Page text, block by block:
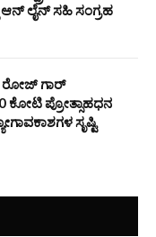
ಲೈನ್ ಸಹಿ ಸಂಗ್ರಹ
ರೋಜ್‌ ಗಾರ್
ಪ್ರೋತ್ಸಾಹಧನ
ಸೃಷ್ಟಿ